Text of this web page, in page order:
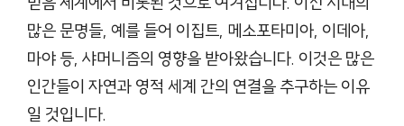
많은 문명들, 예를 들어 이집트, 메소포타미아, 이데아,
마야 등, 샤머니즘의 영향을 받아왔습니다. 이것은 많은
인간들이 자연과 영적 세계 간의 연결을 추구하는 이유
일 것입니다.